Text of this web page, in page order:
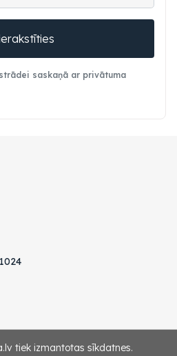
saskaņā ar privātuma
tiek izmantotas sīkdatnes.